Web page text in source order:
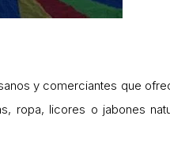
y comerciantes que
ropa, licores o jabones